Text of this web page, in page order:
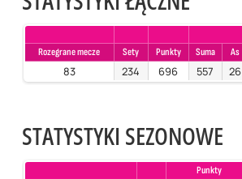
Rozegrane mecze
Sety Punkty Suma As
83 234 696 557 26
STATYSTYKI SEZONOWE
Punkty